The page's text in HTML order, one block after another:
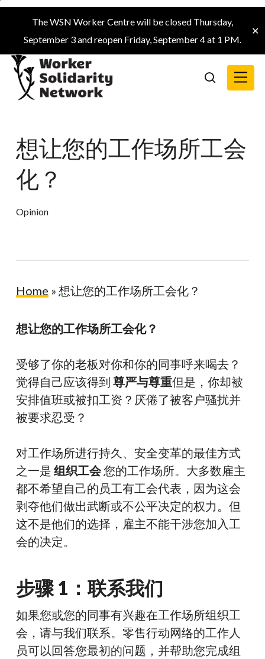
Skip
main
content
The WSN Worker Centre will be closed Thursday,
September 3 and reopen Friday, September 4 at 1 PM.
✕
search
Menu
想让您的工作场所工会
化？
Opinion
Home » 想让您的工作场所工会化？
想让您的工作场所工会化？
受够了你的老板对你和你的同事呼来喝去？
觉得自己应该得到 尊严与尊重但是，你却被
安排值班或被扣工资？厌倦了被客户骚扰并
被要求忍受？
对工作场所进行持久、安全变革的最佳方式
之一是 组织工会您的工作场所。大多数雇主
都不希望自己的员工有工会代表，因为这会
剥夺他们做出武断或不公平决定的权力。但
这不是他们的选择，雇主不能干涉您加入工
会的决定。
步骤 1：联系我们
如果您或您的同事有兴趣在工作场所组织工
会，请与我们联系。零售行动网络的工作人
员可以回答您最初的问题，并帮助您完成组